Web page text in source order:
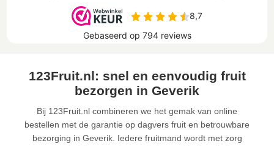
123Fruit.nl: snel en eenvoudig fruit
bezorgen in Geverik
Bij 123Fruit.nl combineren we het gemak van online
bestellen met de garantie op dagvers fruit en betrouwbare
bezorging in Geverik. Iedere fruitmand wordt met zorg